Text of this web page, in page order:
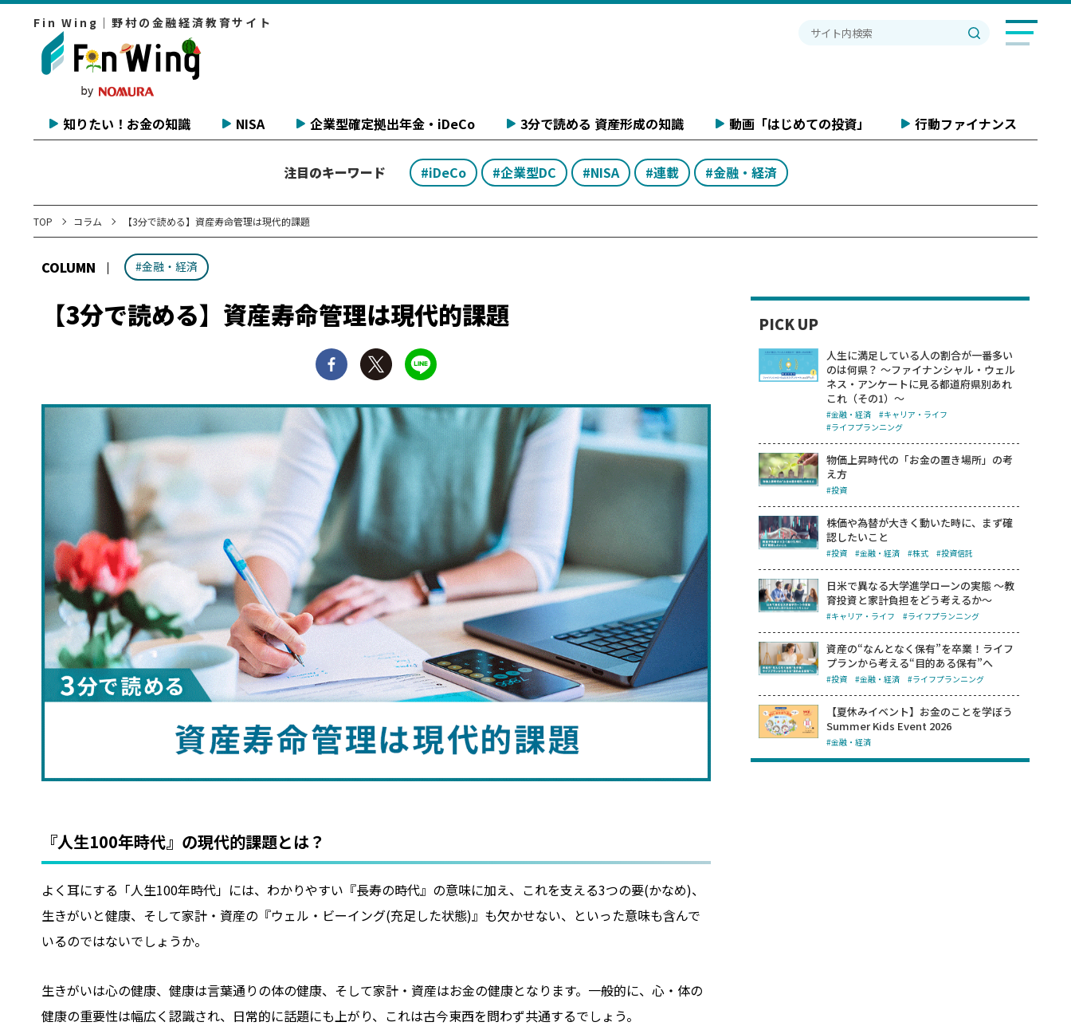
Fin Wing｜野村の金融経済教育サイト
知りたい！お金の知識 NISA 企業型確定拠出年金・iDeCo 3分で読める 資産形成の知識 動画「はじめての投資」 行動ファイナンス
注目のキーワード #iDeCo #企業型DC #NISA #連載 #金融・経済
TOP コラム 【3分で読める】資産寿命管理は現代的課題
COLUMN #金融・経済
【3分で読める】資産寿命管理は現代的課題
『人生100年時代』の現代的課題とは？
よく耳にする「人生100年時代」には、わかりやすい『長寿の時代』の意味に加え、これを支える3つの要(かなめ)、
生きがいと健康、そして家計・資産の『ウェル・ビーイング(充足した状態)』も欠かせない、といった意味も含んで
いるのではないでしょうか。
生きがいは心の健康、健康は言葉通りの体の健康、そして家計・資産はお金の健康となります。一般的に、心・体の
健康の重要性は幅広く認識され、日常的に話題にも上がり、これは古今東西を問わず共通するでしょう。
PICK UP
人生に満足している人の割合が一番多い
のは何県？ ～ファイナンシャル・ウェル
ネス・アンケートに見る都道府県別あれ
これ（その1）～
#金融・経済
#キャリア・ライフ
#ライフプランニング
物価上昇時代の「お金の置き場所」の考
え方
#投資
株価や為替が大きく動いた時に、まず確
認したいこと
#投資 #金融・経済 #株式 #投資信託
日米で異なる大学進学ローンの実態 ～教
育投資と家計負担をどう考えるか～
#キャリア・ライフ #ライフプランニング
資産の“なんとなく保有”を卒業！ライフ
プランから考える“目的ある保有”へ
#投資 #金融・経済 #ライフプランニング
【夏休みイベント】お金のことを学ぼう
Summer Kids Event 2026
#金融・経済